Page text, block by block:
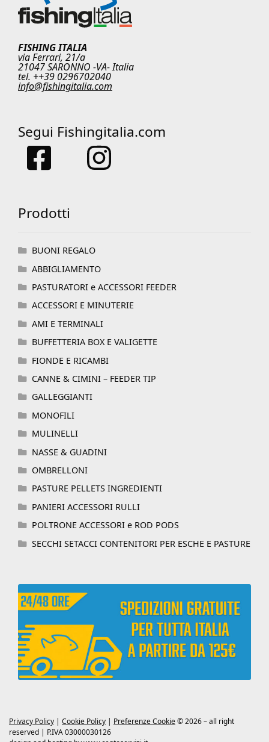
FISHING ITALIA
via Ferrari, 21/a
21047 SARONNO -VA- Italia
tel. ++39 0296702040
info@fishingitalia.com
Segui Fishingitalia.com
Prodotti
BUONI REGALO
ABBIGLIAMENTO
PASTURATORI e ACCESSORI FEEDER
ACCESSORI E MINUTERIE
AMI E TERMINALI
BUFFETTERIA BOX E VALIGETTE
FIONDE E RICAMBI
CANNE & CIMINI – FEEDER TIP
GALLEGGIANTI
MONOFILI
MULINELLI
NASSE & GUADINI
OMBRELLONI
PASTURE PELLETS INGREDIENTI
PANIERI ACCESSORI RULLI
POLTRONE ACCESSORI e ROD PODS
SECCHI SETACCI CONTENITORI PER ESCHE E PASTURE
Privacy Policy | Cookie Policy | Preferenze Cookie© 2026 – all right
reserved | P.IVA 03000030126